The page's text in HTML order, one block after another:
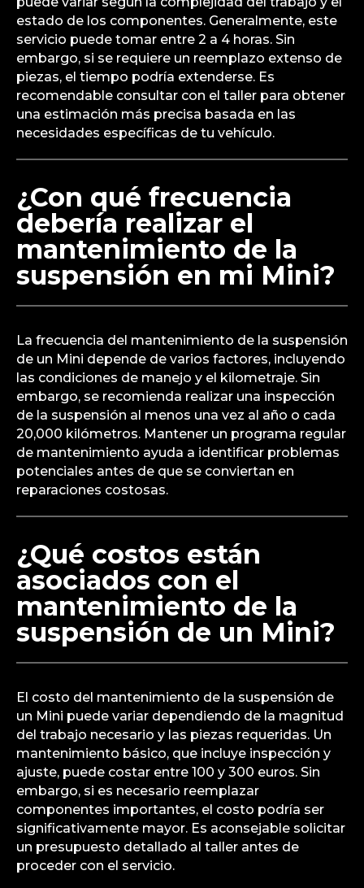
estado de los componentes. Generalmente, este
servicio puede tomar entre 2 a 4 horas. Sin
embargo, si se requiere un reemplazo extenso de
piezas, el tiempo podría extenderse. Es
recomendable consultar con el taller para obtener
una estimación más precisa basada en las
necesidades específicas de tu vehículo.
¿Con qué frecuencia
debería realizar el
mantenimiento de la
suspensión en mi Mini?
La frecuencia del mantenimiento de la suspensión
de un Mini depende de varios factores, incluyendo
las condiciones de manejo y el kilometraje. Sin
embargo, se recomienda realizar una inspección
de la suspensión al menos una vez al año o cada
20,000 kilómetros. Mantener un programa regular
de mantenimiento ayuda a identificar problemas
potenciales antes de que se conviertan en
reparaciones costosas.
¿Qué costos están
asociados con el
mantenimiento de la
suspensión de un Mini?
El costo del mantenimiento de la suspensión de
un Mini puede variar dependiendo de la magnitud
del trabajo necesario y las piezas requeridas. Un
mantenimiento básico, que incluye inspección y
ajuste, puede costar entre 100 y 300 euros. Sin
embargo, si es necesario reemplazar
componentes importantes, el costo podría ser
significativamente mayor. Es aconsejable solicitar
un presupuesto detallado al taller antes de
proceder con el servicio.